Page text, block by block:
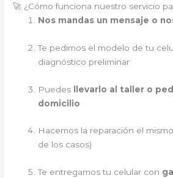
🚀 ¿Cómo funciona nuestro servicio
Nos mandas un mensaje o
Te pedimos el modelo de tu
diagnóstico preliminar
Puedes llevarlo al taller o
domicilio
Hacemos la reparación el
de los casos)
Te entregamos tu celular con